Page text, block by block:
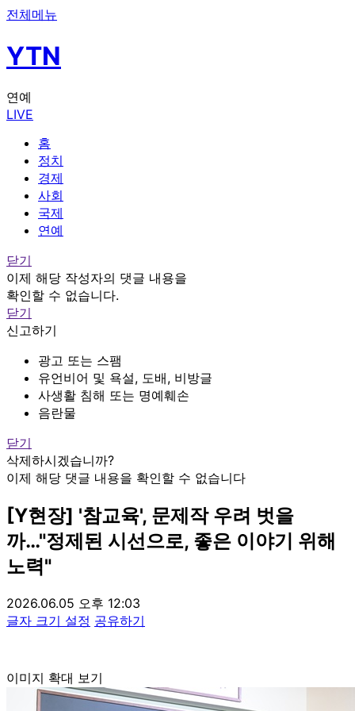
전체메뉴
YTN
연예
LIVE
홈
정치
경제
사회
국제
연예
닫기
이제 해당 작성자의 댓글 내용을
확인할 수 없습니다.
닫기
신고하기
광고 또는 스팸
유언비어 및 욕설, 도배, 비방글
사생활 침해 또는 명예훼손
음란물
닫기
삭제하시겠습니까?
이제 해당 댓글 내용을 확인할 수 없습니다
[Y현장] '참교육', 문제작 우려 벗을
까…"정제된 시선으로, 좋은 이야기 위해
노력"
2026.06.05 오후 12:03
글자 크기 설정 공유하기
이미지 확대 보기